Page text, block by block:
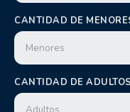
CANTIDAD DE
CANTIDAD DE ADULTOS